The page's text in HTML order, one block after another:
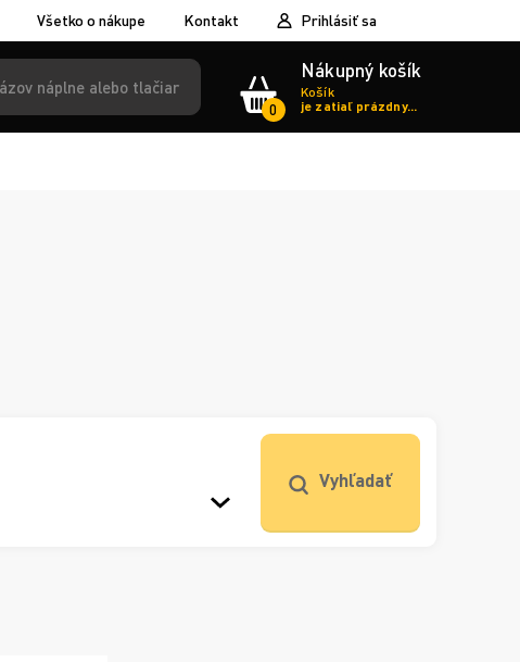
Všetko o nákupe Kontakt Prihlásiť sa
0
Nákupný košík
Košík
je zatiaľ prázdny...
Vyhľadať